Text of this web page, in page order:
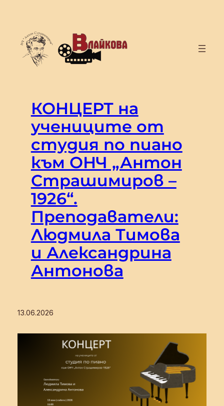
КОНЦЕРТ на
учениците от
студия по пиано
към ОНЧ „Антон
Страшимиров –
1926“.
Преподаватели:
Людмила Тимова
и Александрина
Антонова
13.06.2026